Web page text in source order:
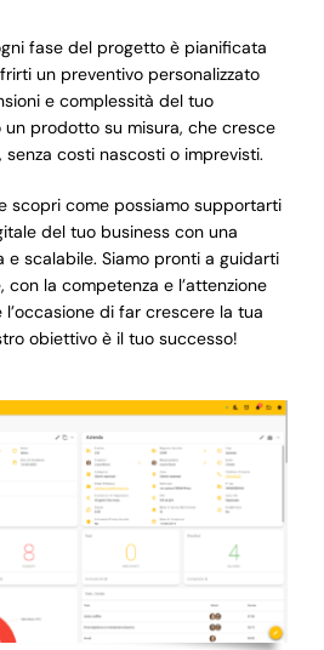
fase del progetto è pianificata
un preventivo personalizzato
e complessità del tuo
un prodotto su misura, che cresce
senza costi nascosti o imprevisti.
scopri come possiamo supportarti
del tuo business con una
e scalabile. Siamo pronti a guidarti
con la competenza e l’attenzione
di far crescere la tua
obiettivo è il tuo successo!